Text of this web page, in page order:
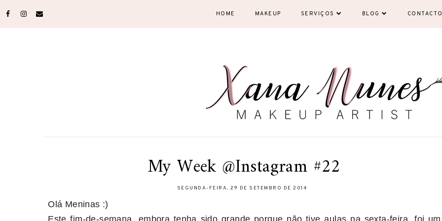
HOME MAKEUP SERVIÇOS BLOG
My Week @Instagram #22
SEGUNDA-FEIRA, 29 DE SETEMBRO DE 2014
Olá Meninas :)
Este fim-de-semana, embora tenha sido grande porque não tive aulas na sexta-feira, foi um